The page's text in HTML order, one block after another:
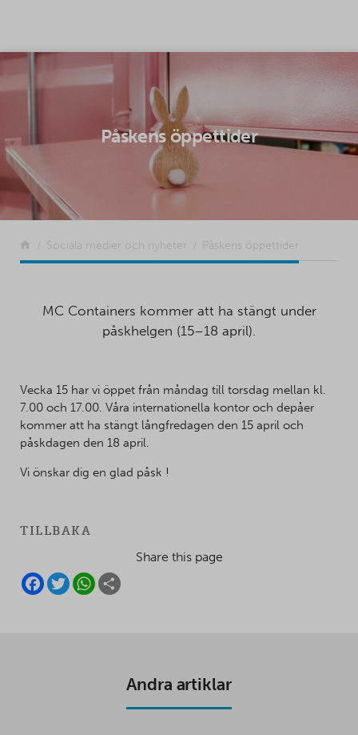
SKIP TO CONTENT
Påskens öppettider
Tillbaka
Sociala medier och nyheter Påskens öppettider
MC Containers kommer att ha stängt under
påskhelgen (15–18 april).
Vecka 15 har vi öppet från måndag till torsdag mellan kl.
7.00 och 17.00. Våra internationella kontor och depåer
kommer att ha stängt långfredagen den 15 april och
påskdagen den 18 april.
Vi önskar dig en glad påsk !
TILLBAKA
Share this page
F
A
T
W
W
H
Andra artiklar